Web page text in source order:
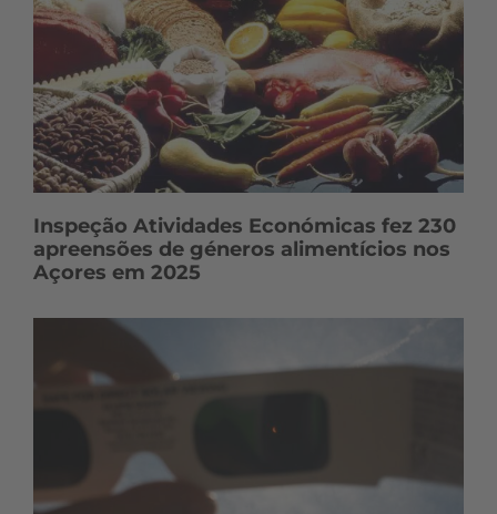
Inspeção Atividades Económicas fez 230
apreensões de géneros alimentícios nos
Açores em 2025